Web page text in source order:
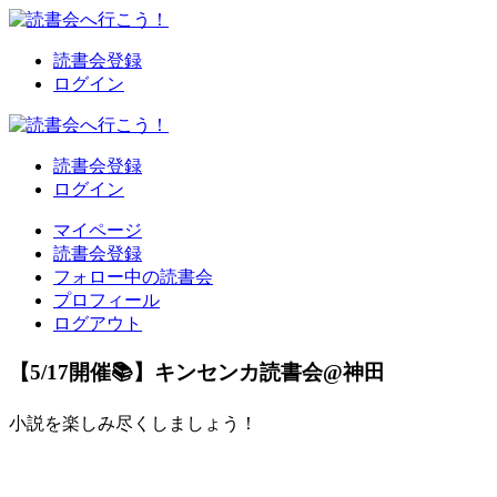
読書会登録
ログイン
読書会登録
ログイン
マイページ
読書会登録
フォロー中の読書会
プロフィール
ログアウト
【5/17開催📚】キンセンカ読書会@神田
小説を楽しみ尽くしましょう！